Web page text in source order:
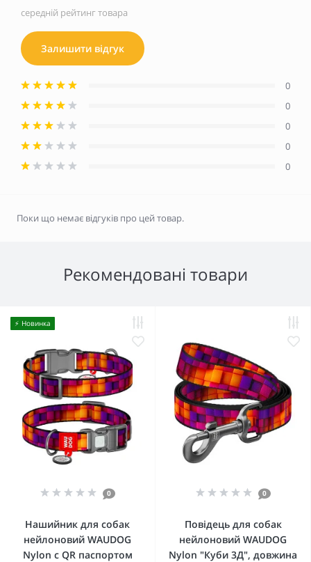
середній рейтинг товара
Залишити відгук
0
0
0
0
0
Поки що немає відгуків про цей товар.
Рекомендовані товари
⚡️ Новинка
0
Нашийник для собак
нейлоновий WAUDOG
Nylon c QR паспортом
0
Повідець для собак
нейлоновий WAUDOG
Nylon "Куби 3Д", довжина